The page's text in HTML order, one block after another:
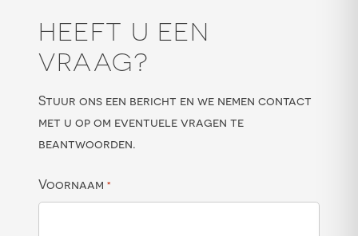
HEEFT U EEN
VRAAG?
Stuur ons een bericht en we nemen contact
met u op om eventuele vragen te
beantwoorden.
Voornaam *